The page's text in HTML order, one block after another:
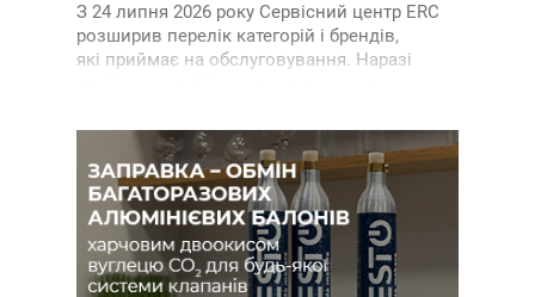
З 24 липня 2026 року Сервісний центр ERC
розширив перелік категорій і брендів,
які приймає на обслуговування. Наразі
підтвердження заявки на сайті.